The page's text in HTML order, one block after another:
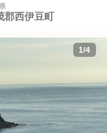
郡西伊豆町
1/4